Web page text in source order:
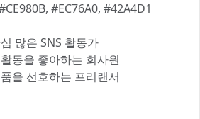
#EC76A0, #42A4D1
많은 SNS 활동가
동을 좋아하는 회사원
을 선호하는 프리랜서